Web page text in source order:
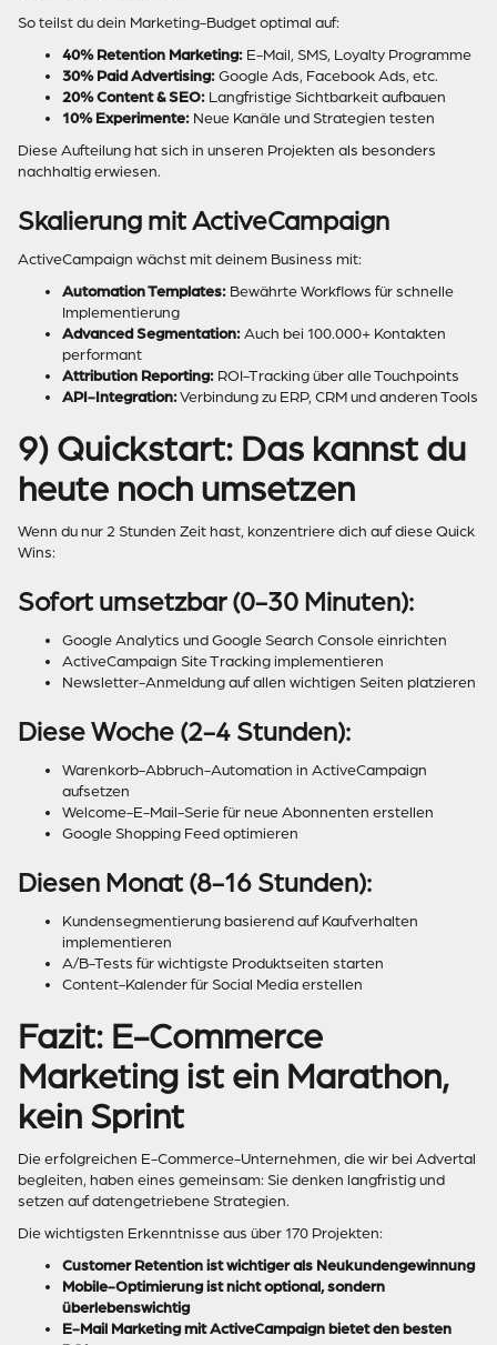
So teilst du dein Marketing-Budget optimal auf:
40% Retention Marketing: E-Mail, SMS, Loyalty Programme
30% Paid Advertising: Google Ads, Facebook Ads, etc.
20% Content & SEO: Langfristige Sichtbarkeit aufbauen
10% Experimente: Neue Kanäle und Strategien testen
Diese Aufteilung hat sich in unseren Projekten als besonders
nachhaltig erwiesen.
Skalierung mit ActiveCampaign
ActiveCampaign wächst mit deinem Business mit:
Automation Templates: Bewährte Workflows für schnelle
Implementierung
Advanced Segmentation: Auch bei 100.000+ Kontakten
performant
Attribution Reporting: ROI-Tracking über alle Touchpoints
API-Integration:Verbindung zu ERP, CRM und anderen Tools
9) Quickstart: Das kannst du
heute noch umsetzen
Wenn du nur 2 Stunden Zeit hast, konzentriere dich auf diese Quick
Wins:
Sofort umsetzbar (0-30 Minuten):
Google Analytics und Google Search Console einrichten
ActiveCampaign Site Tracking implementieren
Newsletter-Anmeldung auf allen wichtigen Seiten platzieren
Diese Woche (2-4 Stunden):
Warenkorb-Abbruch-Automation in ActiveCampaign
aufsetzen
Welcome-E-Mail-Serie für neue Abonnenten erstellen
Google Shopping Feed optimieren
Diesen Monat (8-16 Stunden):
Kundensegmentierung basierend auf Kaufverhalten
implementieren
A/B-Tests für wichtigste Produktseiten starten
Content-Kalender für Social Media erstellen
Fazit: E-Commerce
Marketing ist ein Marathon,
kein Sprint
Die erfolgreichen E-Commerce-Unternehmen, die wir bei Advertal
begleiten, haben eines gemeinsam: Sie denken langfristig und
setzen auf datengetriebene Strategien.
Die wichtigsten Erkenntnisse aus über 170 Projekten:
Customer Retention ist wichtiger als Neukundengewinnung
Mobile-Optimierung ist nicht optional, sondern
überlebenswichtig
E-Mail Marketing mit ActiveCampaign bietet den besten